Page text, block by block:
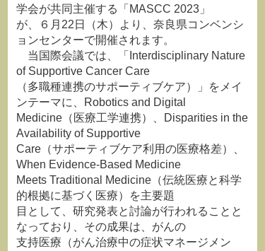
学会が共同主催する「MASCC 2023」
が、６月22日（木）より、奈良県コンベンシ
ョンセンターで開催されます。
当国際会議では、「Interdisciplinary Nature
of Supportive Cancer Care
（多職種連携のサポーティブケア）」をメイ
ンテーマに、Robotics and Digital
Medicine（医療工学連携）、Disparities in the
Availability of Supportive
Care（サポーティブケア利用の医療格差）、
When Evidence-Based Medicine
Meets Traditional Medicine（伝統医療と科学
的根拠に基づく医療）を主要題
目として、研究発表と討論が行われることと
なっており、その成果は、がんの
支持医療（がん治療中の症状マネージメン